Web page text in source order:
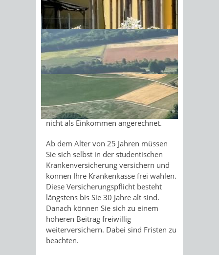
Sonnenschein am Morgen im
Ahornwald
Ihr Einkommen darf bei der
Mitversicherung monatlich 535,00 EUR
nicht übersteigen. Personen, die nicht
länger als drei Monate (70 Arbeitstage)
arbeiten, dürfen mehr als 535,00 EUR
verdienen. Bei Ausschluss einer
Mitversicherung beträgt das zulässige
Gesamteinkommen einer
studentischen Krankenversicherung für
geringfügige Beschäftigung (Minijob)
556,00 EUR. BAföG-Leistungen werden
nicht als Einkommen angerechnet.
Ab dem Alter von 25 Jahren müssen
Sie sich selbst in der studentischen
Krankenversicherung versichern und
können Ihre Krankenkasse frei wählen.
Diese Versicherungspflicht besteht
längstens bis Sie 30 Jahre alt sind.
Danach können Sie sich zu einem
höheren Beitrag freiwillig
weiterversichern. Dabei sind Fristen zu
beachten.